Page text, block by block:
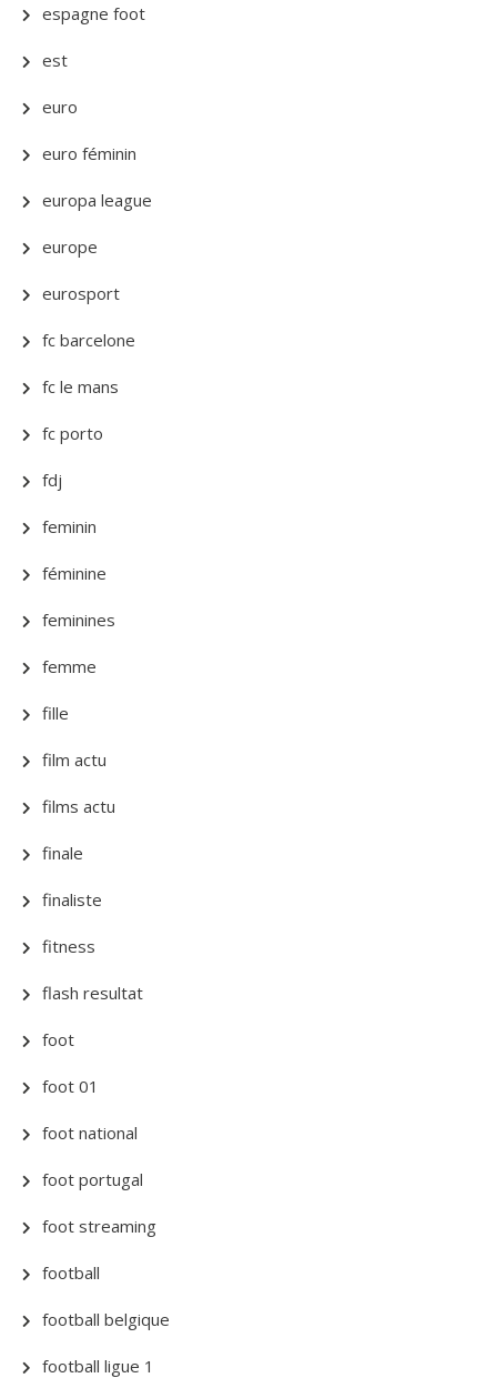
espagne foot
est
euro
euro féminin
europa league
europe
eurosport
fc barcelone
fc le mans
fc porto
fdj
feminin
féminine
feminines
femme
fille
film actu
films actu
finale
finaliste
fitness
flash resultat
foot
foot 01
foot national
foot portugal
foot streaming
football
football belgique
football ligue 1